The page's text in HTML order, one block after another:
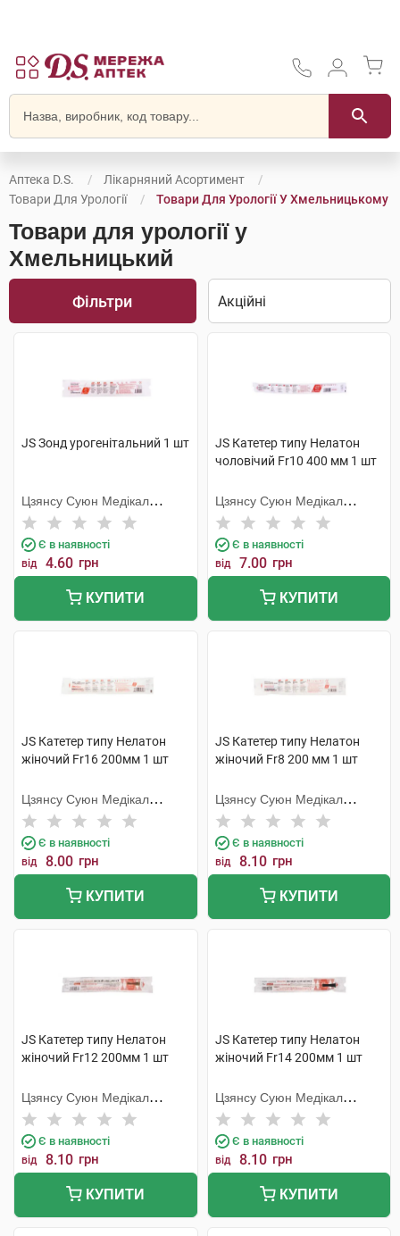
Аптека D.S.
Лікарняний Асортимент
Товари Для Урології
Товари Для Урології У Хмельницькому
Товари для урології у
Хмельницький
Фільтри
JS Зонд урогенітальний 1 шт
Цзянсу Суюн Медікал
Метіріалс
Є в наявності
від 4.60 грн
КУПИТИ
JS Катетер типу Нелатон
чоловічий Fr10 400 мм 1 шт
Цзянсу Суюн Медікал
Метіріалс
Є в наявності
від 7.00 грн
КУПИТИ
JS Катетер типу Нелатон
жіночий Fr16 200мм 1 шт
Цзянсу Суюн Медікал
Метіріалс
Є в наявності
від 8.00 грн
КУПИТИ
JS Катетер типу Нелатон
жіночий Fr8 200 мм 1 шт
Цзянсу Суюн Медікал
Метіріалс
Є в наявності
від 8.10 грн
КУПИТИ
JS Катетер типу Нелатон
жіночий Fr12 200мм 1 шт
Цзянсу Суюн Медікал
Метіріалс
Є в наявності
від 8.10 грн
КУПИТИ
JS Катетер типу Нелатон
жіночий Fr14 200мм 1 шт
Цзянсу Суюн Медікал
Метіріалс
Є в наявності
від 8.10 грн
КУПИТИ